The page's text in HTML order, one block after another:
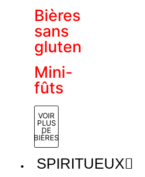
Bières
sans
gluten
Mini-
fûts
VOIR
PLUS
DE
BIÈRES
SPIRITUEUX